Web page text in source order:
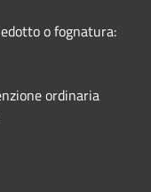
o fognatura:
ordinaria